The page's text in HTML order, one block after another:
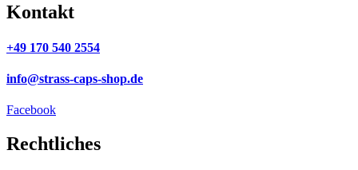
Kontakt
+49 170 540 2554
info@strass-caps-shop.de
Facebook
Rechtliches